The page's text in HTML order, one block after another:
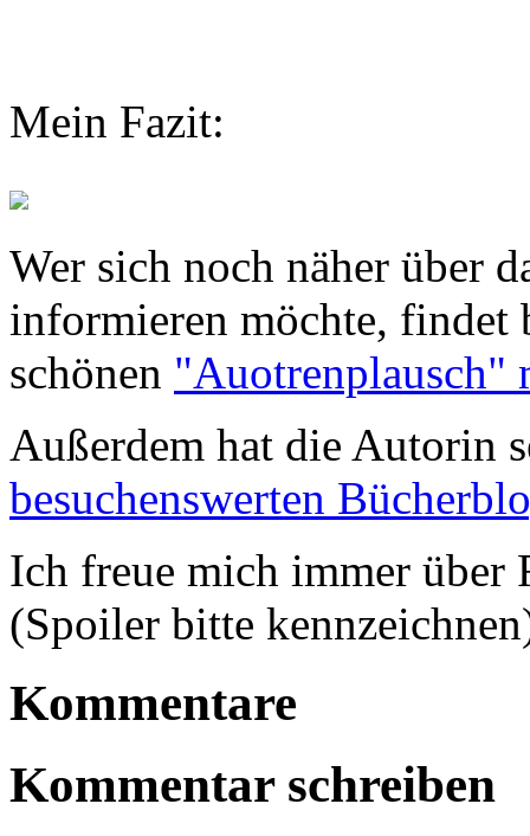
Mein Fazit:
Wer sich noch näher über
informieren möchte, findet
schönen "Auotrenplausch"
Außerdem hat die Autorin
besuchenswerten
Ich freue mich immer über
(Spoiler bitte
Kommentare
Kommentar schreiben